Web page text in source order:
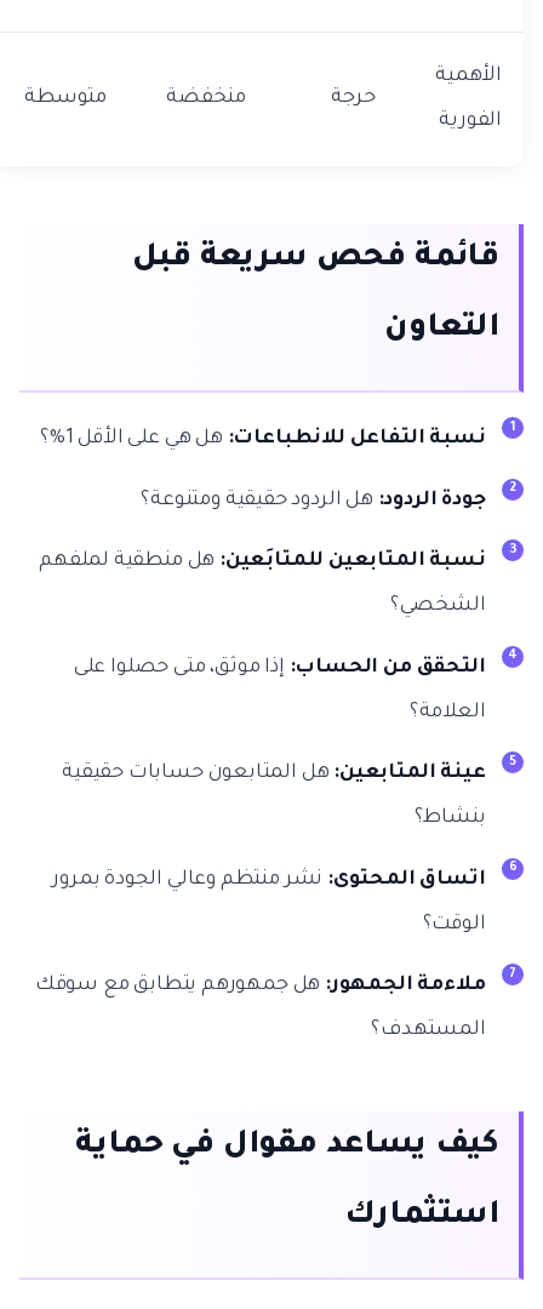
الأهمية
الفورية
حرجة منخفضة متوسطة
قائمة فحص سريعة قبل
التعاون
نسبة التفاعل للانطباعات:هل هي على الأقل 1%؟
جودة الردود:هل الردود حقيقية ومتنوعة؟
نسبة المتابعين للمتابَعين:هل منطقية لملفهم
الشخصي؟
التحقق من الحساب:إذا موثق، متى حصلوا على
العلامة؟
عينة المتابعين:هل المتابعون حسابات حقيقية
بنشاط؟
اتساق المحتوى:نشر منتظم وعالي الجودة بمرور
الوقت؟
ملاءمة الجمهور:هل جمهورهم يتطابق مع سوقك
المستهدف؟
كيف يساعد مقوال في حماية
استثمارك